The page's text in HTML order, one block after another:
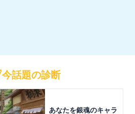
今話題の診断
あなたを銀魂のキャラ